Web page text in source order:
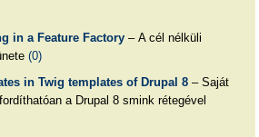
in a Feature Factory– A cél nélküli
(0)
in Twig templates of Drupal 8– Saját
a Drupal 8 smink rétegével